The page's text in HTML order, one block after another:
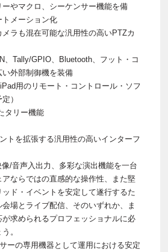
ーやマクロ、シーケンサー機能を備
トメーション化
メラも混在可能な汎用性の高いPTZカ
、Tally/GPIO、Bluetooth、フット・コ
外部制御機を装備
用のリモート・コントロール・ソフ
）
タリー機能
トを拡張する汎用性の高いインターフ
/音声入出力、多彩な演出機能を一台
ならではの直感的な操作性、また堅
ド・イベントを安定して遂行するた
場とライブ配信、そのいずれか、ま
求められるプロフェッショナルに必
。
ーの専用機器として運用における安定